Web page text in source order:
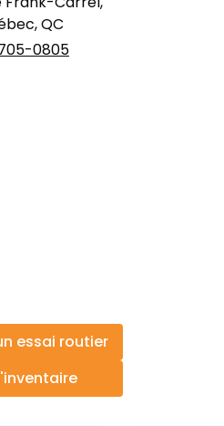
QC
0805
essai routier